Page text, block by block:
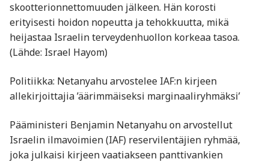
skootterionnettomuuden jälkeen. Hän korosti
erityisesti hoidon nopeutta ja tehokkuutta, mikä
heijastaa Israelin terveydenhuollon korkeaa tasoa.
(Lähde: Israel Hayom)
Politiikka: Netanyahu arvostelee IAF:n kirjeen
allekirjoittajia ’äärimmäiseksi marginaaliryhmäksi’
Pääministeri Benjamin Netanyahu on arvostellut
Israelin ilmavoimien (IAF) reservilentäjien ryhmää,
joka julkaisi kirjeen vaatiakseen panttivankien